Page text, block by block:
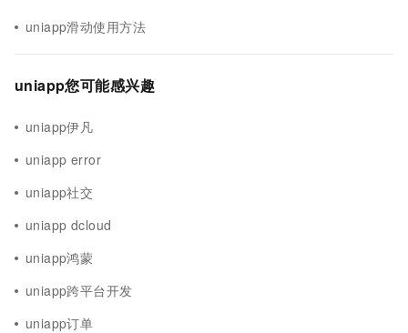
uniapp滑动使用方法
uniapp您可能感兴趣
uniapp伊凡
uniapp error
uniapp社交
uniapp dcloud
uniapp鸿蒙
uniapp跨平台开发
uniapp订单